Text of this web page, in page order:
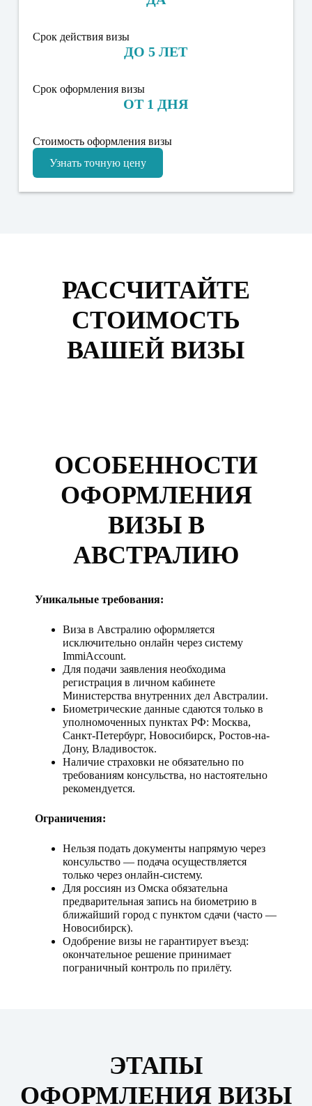
Срок действия визы
ДО 5 ЛЕТ
Срок оформления визы
ОТ 1 ДНЯ
Стоимость оформления визы
Узнать точную цену
РАССЧИТАЙТЕ
СТОИМОСТЬ
ВАШЕЙ ВИЗЫ
ОСОБЕННОСТИ
ОФОРМЛЕНИЯ
ВИЗЫ В
АВСТРАЛИЮ
Уникальные требования:
Виза в Австралию оформляется
исключительно онлайн через систему
ImmiAccount.
Для подачи заявления необходима
регистрация в личном кабинете
Министерства внутренних дел Австралии.
Биометрические данные сдаются только в
уполномоченных пунктах РФ: Москва,
Санкт-Петербург, Новосибирск, Ростов-на-
Дону, Владивосток.
Наличие страховки не обязательно по
требованиям консульства, но настоятельно
рекомендуется.
Ограничения:
Нельзя подать документы напрямую через
консульство — подача осуществляется
только через онлайн-систему.
Для россиян из Омска обязательна
предварительная запись на биометрию в
ближайший город с пунктом сдачи (часто —
Новосибирск).
Одобрение визы не гарантирует въезд:
окончательное решение принимает
пограничный контроль по прилёту.
ЭТАПЫ
ОФОРМЛЕНИЯ ВИЗЫ